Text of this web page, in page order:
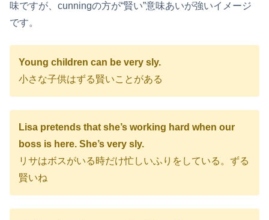
味ですが、cunningの方が“賢い”意味あいが強いイメージ
です。
Young children can be very sly.
小さな子供はずる賢いことがある
Lisa pretends that she’s working hard when our
boss is here. She’s very sly.
リサはボスがいる時だけ忙しいふりをしている。ずる
賢いね